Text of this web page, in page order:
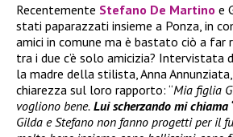
Recentemente Stefano De Martino e
stati paparazzati insieme a Ponza, in
amici in comune ma è bastato ciò a far
tra i due c’è solo amicizia? Intervistata
la madre della stilista, Anna
chiarezza sul loro rapporto: “Mia figlia
vogliono bene. Lui scherzando mi chiama
Gilda e Stefano non fanno progetti per il